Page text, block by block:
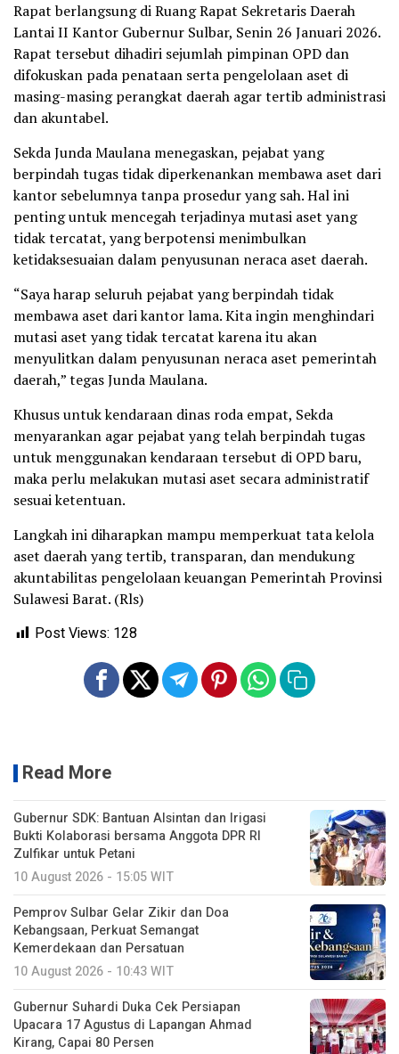
Rapat berlangsung di Ruang Rapat Sekretaris Daerah
Lantai II Kantor Gubernur Sulbar, Senin 26 Januari 2026.
Rapat tersebut dihadiri sejumlah pimpinan OPD dan
difokuskan pada penataan serta pengelolaan aset di
masing-masing perangkat daerah agar tertib administrasi
dan akuntabel.
Sekda Junda Maulana menegaskan, pejabat yang
berpindah tugas tidak diperkenankan membawa aset dari
kantor sebelumnya tanpa prosedur yang sah. Hal ini
penting untuk mencegah terjadinya mutasi aset yang
tidak tercatat, yang berpotensi menimbulkan
ketidaksesuaian dalam penyusunan neraca aset daerah.
“Saya harap seluruh pejabat yang berpindah tidak
membawa aset dari kantor lama. Kita ingin menghindari
mutasi aset yang tidak tercatat karena itu akan
menyulitkan dalam penyusunan neraca aset pemerintah
daerah,” tegas Junda Maulana.
Khusus untuk kendaraan dinas roda empat, Sekda
menyarankan agar pejabat yang telah berpindah tugas
untuk menggunakan kendaraan tersebut di OPD baru,
maka perlu melakukan mutasi aset secara administratif
sesuai ketentuan.
Langkah ini diharapkan mampu memperkuat tata kelola
aset daerah yang tertib, transparan, dan mendukung
akuntabilitas pengelolaan keuangan Pemerintah Provinsi
Sulawesi Barat. (Rls)
Post Views: 128
Read More
Gubernur SDK: Bantuan Alsintan dan Irigasi
Bukti Kolaborasi bersama Anggota DPR RI
Zulfikar untuk Petani
10 August 2026 - 15:05 WIT
Pemprov Sulbar Gelar Zikir dan Doa
Kebangsaan, Perkuat Semangat
Kemerdekaan dan Persatuan
10 August 2026 - 10:43 WIT
Gubernur Suhardi Duka Cek Persiapan
Upacara 17 Agustus di Lapangan Ahmad
Kirang, Capai 80 Persen